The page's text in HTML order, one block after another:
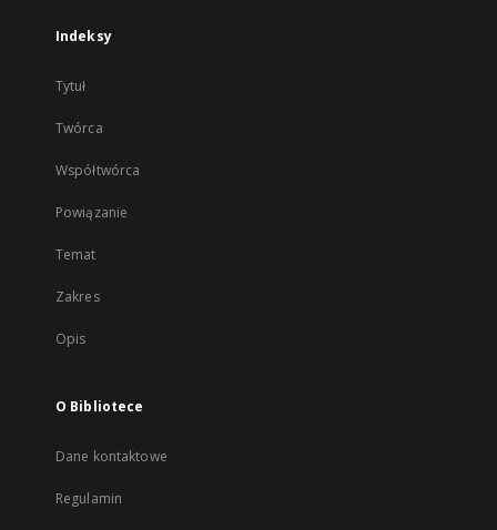
Indeksy
Tytuł
Twórca
Współtwórca
Powiązanie
Temat
Zakres
Opis
O Bibliotece
Dane kontaktowe
Regulamin